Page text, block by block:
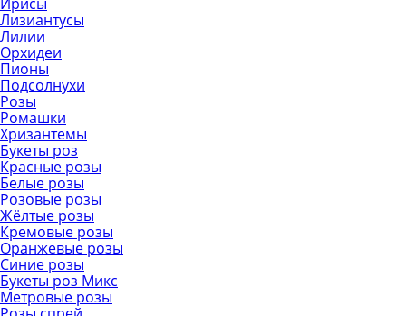
Лизиантусы
Лилии
Орхидеи
Пионы
Подсолнухи
Розы
Ромашки
Хризантемы
Букеты роз
Красные розы
Белые розы
Розовые розы
Жёлтые розы
Кремовые розы
Оранжевые розы
Синие розы
Букеты роз Микс
Метровые розы